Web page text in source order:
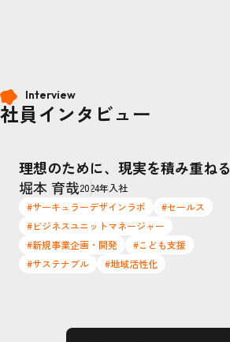
Interview
社員インタビュー
理想のために、現実を積み重ねる
堀本 育哉2024年入社
#サーキュラーデザインラボ
#セールス
#ビジネスユニットマネージャー
#新規事業企画・開発
#こども支援
#サステナブル
#地域活性化